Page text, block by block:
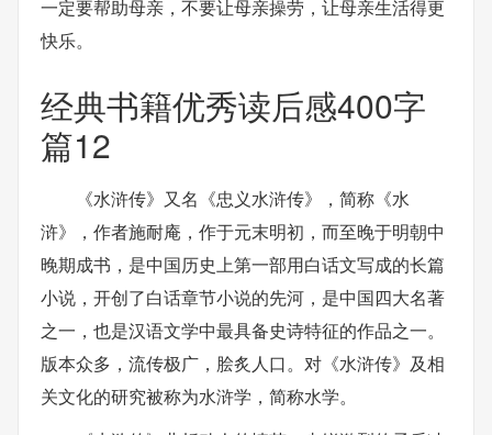
一定要帮助母亲，不要让母亲操劳，让母亲生活得更
快乐。
经典书籍优秀读后感400字
篇12
《水浒传》又名《忠义水浒传》，简称《水
浒》，作者施耐庵，作于元末明初，而至晚于明朝中
晚期成书，是中国历史上第一部用白话文写成的长篇
小说，开创了白话章节小说的先河，是中国四大名著
之一，也是汉语文学中最具备史诗特征的作品之一。
版本众多，流传极广，脍炙人口。对《水浒传》及相
关文化的研究被称为水浒学，简称水学。